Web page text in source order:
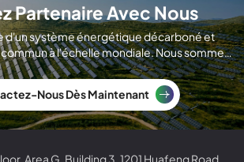
Partenaire Avec Nous
d'un système énergétique décarboné et
à l'échelle mondiale. Nous sommes
international de modules solaires.
Nous Dès Maintenant
Area G, Building 3, 1201 Huafeng Road